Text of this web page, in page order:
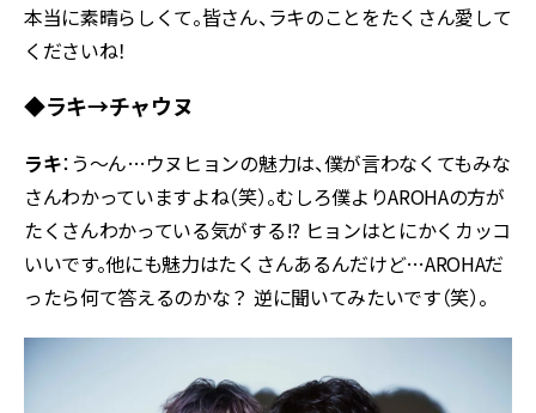
本当に素晴らしくて。皆さん、ラキのことをたくさん愛して
くださいね！
◆ラキ→チャウヌ
ラキ：う〜ん…ウヌヒョンの魅力は、僕が言わなくてもみな
さんわかっていますよね（笑）。むしろ僕よりAROHAの方が
たくさんわかっている気がする!? ヒョンはとにかくカッコ
いいです。他にも魅力はたくさんあるんだけど…AROHAだ
ったら何て答えるのかな？ 逆に聞いてみたいです（笑）。